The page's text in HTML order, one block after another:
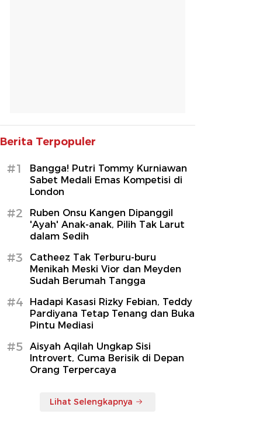
Berita Terpopuler
#1
Bangga! Putri Tommy Kurniawan
Sabet Medali Emas Kompetisi di
London
#2
Ruben Onsu Kangen Dipanggil
'Ayah' Anak-anak, Pilih Tak Larut
dalam Sedih
#3
Catheez Tak Terburu-buru
Menikah Meski Vior dan Meyden
Sudah Berumah Tangga
#4
Hadapi Kasasi Rizky Febian, Teddy
Pardiyana Tetap Tenang dan Buka
Pintu Mediasi
#5
Aisyah Aqilah Ungkap Sisi
Introvert, Cuma Berisik di Depan
Orang Terpercaya
Lihat Selengkapnya